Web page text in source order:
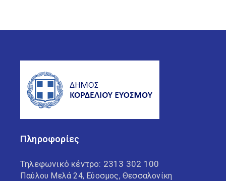
Πληροφορίες
Τηλεφωνικό κέντρο: 2313 302 100
Παύλου Μελά 24, Εύοσμος, Θεσσαλονίκη